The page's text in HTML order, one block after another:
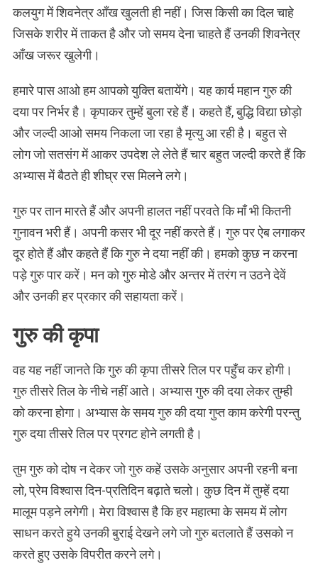
कलयुग में शिवनेत्र आँख खुलती ही नहीं। जिस किसी का दिल चाहे
जिसके शरीर में ताकत है और जो समय देना चाहते हैं उनकी शिवनेत्र
आँख जरूर खुलेगी।
हमारे पास आओ हम आपको युक्ति बतायेंगे। यह कार्य महान गुरु की
दया पर निर्भर है। कृपाकर तुम्हें बुला रहे हैं। कहते हैं, बुद्धि विद्या छोड़ो
और जल्दी आओ समय निकला जा रहा है मृत्यु आ रही है। बहुत से
लोग जो सतसंग में आकर उपदेश ले लेते हैं चार बहुत जल्दी करते हैं कि
अभ्यास में बैठते ही शीघ्र रस मिलने लगे।
गुरु पर तान मारते हैं और अपनी हालत नहीं परवते कि माँ भी कितनी
गुनावन भरी हैं। अपनी कसर भी दूर नहीं करते हैं। गुरु पर ऐब लगाकर
दूर होते हैं और कहते हैं कि गुरु ने दया नहीं की। हमको कुछ न करना
पड़े गुरु पार करें। मन को गुरु मोडे और अन्तर में तरंग न उठने देवें
और उनकी हर प्रकार की सहायता करें।
गुरु की कृपा
वह यह नहीं जानते कि गुरु की कृपा तीसरे तिल पर पहुँच कर होगी।
गुरु तीसरे तिल के नीचे नहीं आते। अभ्यास गुरु की दया लेकर तुम्ही
को करना होगा। अभ्यास के समय गुरु की दया गुप्त काम करेगी परन्तु
गुरु दया तीसरे तिल पर प्रगट होने लगती है।
तुम गुरु को दोष न देकर जो गुरु कहें उसके अनुसार अपनी रहनी बना
लो, प्रेम विश्वास दिन-प्रतिदिन बढ़ाते चलो। कुछ दिन में तुम्हें दया
मालूम पड़ने लगेगी। मेरा विश्वास है कि हर महात्मा के समय में लोग
साधन करते हुये उनकी बुराई देखने लगे जो गुरु बतलाते हैं उसको न
करते हुए उसके विपरीत करने लगे।